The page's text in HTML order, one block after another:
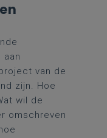
aan
van de
zijn. Hoe
wil de
omschreven